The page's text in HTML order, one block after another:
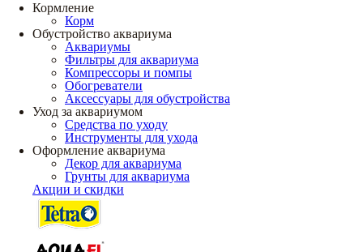
Кормление
Корм
Обустройство аквариума
Аквариумы
Фильтры для аквариума
Компрессоры и помпы
Обогреватели
Аксессуары для обустройства
Уход за аквариумом
Средства по уходу
Инструменты для ухода
Оформление аквариума
Декор для аквариума
Грунты для аквариума
Акции и скидки